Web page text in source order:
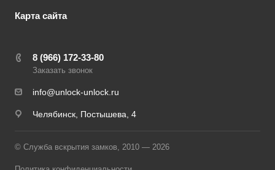
Карта сайта
8 (966) 172-33-80
Заказать звонок
info@unlock-unlock.ru
Челябинск, Постышева, 4
© Служба вскрытия замков, 2010 — 2026